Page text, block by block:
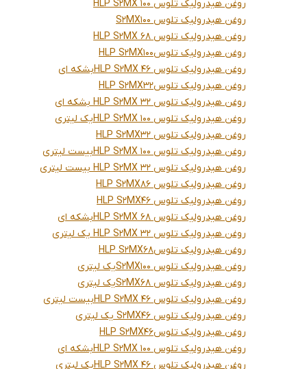
روغن هیدرولیک تلوس HLP S2MX 100
روغن هیدرولیک تلوس S2MX100
روغن هیدرولیک تلوس HLP S2MX 68
روغن هیدرولیک تلوسHLP S2MX100
روغن هیدرولیک تلوس HLP S2MX 46بشکه ای
روغن هیدرولیک تلوسHLP S2MX32
روغن هیدرولیک تلوس HLP S2MX 32 بشکه ای
روغن هیدرولیک تلوس HLP S2MX 100یک لیتری
روغن هیدرولیک تلوس HLP S2MX32
روغن هیدرولیک تلوس HLP S2MX 100بیست لیتری
روغن هیدرولیک تلوس HLP S2MX 32 بیست لیتری
روغن هیدرولیک تلوس HLP S2MX86
روغن هیدرولیک تلوس HLP S2MX46
روغن هیدرولیک تلوس HLP S2MX 68بشکه ای
روغن هیدرولیک تلوس HLP S2MX 32 یک لیتری
روغن هیدرولیک تلوسHLP S2MX68
روغن هیدرولیک تلوس S2MX100یک لیتری
روغن هیدرولیک تلوس S2MX68یک لیتری
روغن هیدرولیک تلوس HLP S2MX 46بیست لیتری
روغن هیدرولیک تلوس S2MX46 یک لیتری
روغن هیدرولیک تلوسHLP S2MX46
روغن هیدرولیک تلوس HLP S2MX 100بشکه ای
روغن هیدرولیک تلوس HLP S2MX 46یک لیتری